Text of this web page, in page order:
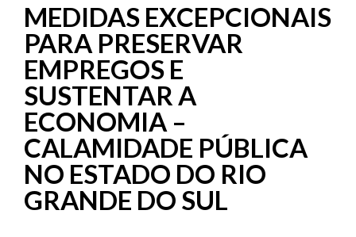
MEDIDAS EXCEPCIONAIS
PARA PRESERVAR
EMPREGOS E
SUSTENTAR A
ECONOMIA –
CALAMIDADE PÚBLICA
NO ESTADO DO RIO
GRANDE DO SUL